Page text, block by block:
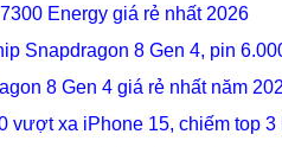
Energy giá rẻ nhất 2026
Snapdragon 8 Gen 4, pin
8 Gen 4 giá rẻ nhất năm
vượt xa iPhone 15, chiếm top 3